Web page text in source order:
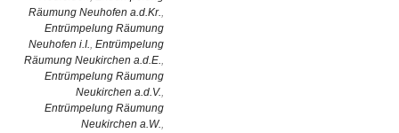
Räumung Neuhofen a.d.Kr.,
Entrümpelung Räumung
Neuhofen i.I., Entrümpelung
Räumung Neukirchen a.d.E.,
Entrümpelung Räumung
Neukirchen a.d.V.,
Entrümpelung Räumung
Neukirchen a.W.,